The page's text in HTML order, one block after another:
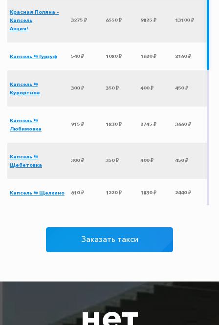
Красная Поляна -
Капсель
Акция!
3275 ₽ 6550 ₽ 9825 ₽ 13100 ₽
Капсель ⇆ Гурзуф 540 ₽ 1080 ₽ 1620 ₽ 2160 ₽
Капсель ⇆
Курортное
300 ₽ 350 ₽ 400 ₽ 450 ₽
Капсель ⇆
Любимовка
915 ₽ 1830 ₽ 2745 ₽ 3660 ₽
Капсель ⇆
Щебетовка
300 ₽ 350 ₽ 400 ₽ 450 ₽
Капсель ⇆ Щелкино 610 ₽ 1220 ₽ 1830 ₽ 2440 ₽
695 ₽ 1390 ₽ 2085 ₽
Заказать такси